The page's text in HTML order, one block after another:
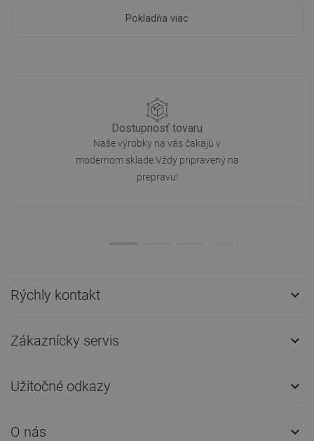
Pokladňa viac
Dostupnosť tovaru
Naše výrobky na vás čakajú v
modernom sklade.Vždy pripravený na
prepravu!
Rýchly kontakt 
Zákaznícky servis 
Užitočné odkazy 
O nás 